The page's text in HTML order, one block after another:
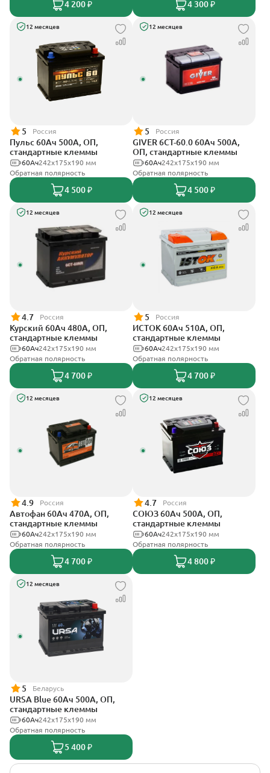
4 200 ₽ 4 300 ₽
12 месяцев
5 Россия
Пульс 60Ач 500А, ОП,
стандартные клеммы
242x175x190 мм
60Ач
Обратная полярность
4 500 ₽
12 месяцев
5 Россия
GIVER 6СТ-60.0 60Ач 500А,
ОП, стандартные клеммы
242х175х190 мм
60Ач
Обратная полярность
4 500 ₽
12 месяцев
4.7 Россия
Курский 60Ач 480А, ОП,
стандартные клеммы
242x175x190 мм
60Ач
Обратная полярность
4 700 ₽
12 месяцев
5 Россия
ИСТОК 60Ач 510А, ОП,
стандартные клеммы
242x175x190 мм
60Ач
Обратная полярность
4 700 ₽
12 месяцев
4.9 Россия
Автофан 60Ач 470А, ОП,
стандартные клеммы
242х175х190 мм
60Ач
Обратная полярность
4 700 ₽
12 месяцев
4.7 Россия
СОЮЗ 60Ач 500А, ОП,
стандартные клеммы
242x175x190 мм
60Ач
Обратная полярность
4 800 ₽
12 месяцев
5 Беларусь
URSA Blue 60Ач 500А, ОП,
стандартные клеммы
242х175х190 мм
60Ач
Обратная полярность
5 400 ₽